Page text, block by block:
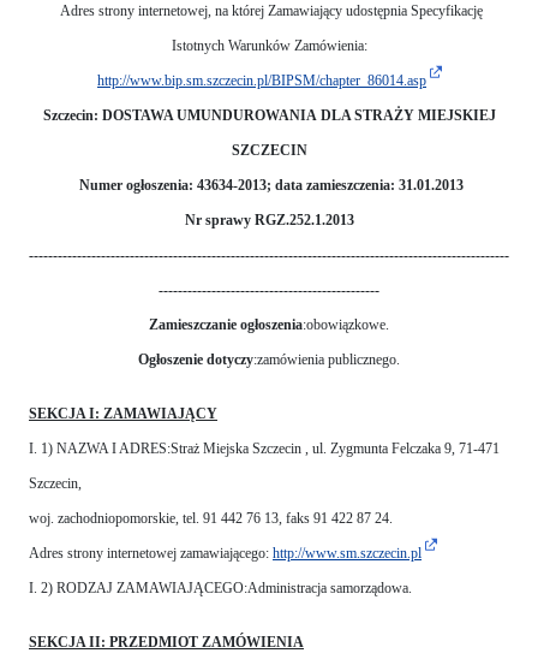
Adres strony internetowej, na której Zamawiający udostępnia Specyfikację
Istotnych Warunków Zamówienia:
http://www.bip.sm.szczecin.pl/BIPSM/chapter_86014.asp
Szczecin: DOSTAWA UMUNDUROWANIA DLA STRAŻY MIEJSKIEJ
SZCZECIN
Numer ogłoszenia: 43634-2013; data zamieszczenia: 31.01.2013
Nr sprawy RGZ.252.1.2013
----------------------------------------------------------------------------------------------------
----------------------------------------------
Zamieszczanie ogłoszenia:obowiązkowe.
Ogłoszenie dotyczy:zamówienia publicznego.
SEKCJA I: ZAMAWIAJĄCY
I. 1) NAZWA I ADRES:Straż Miejska Szczecin , ul. Zygmunta Felczaka 9, 71-471
Szczecin,
woj. zachodniopomorskie, tel. 91 442 76 13, faks 91 422 87 24.
Adres strony internetowej zamawiającego: http://www.sm.szczecin.pl
I. 2) RODZAJ ZAMAWIAJĄCEGO:Administracja samorządowa.
SEKCJA II: PRZEDMIOT ZAMÓWIENIA